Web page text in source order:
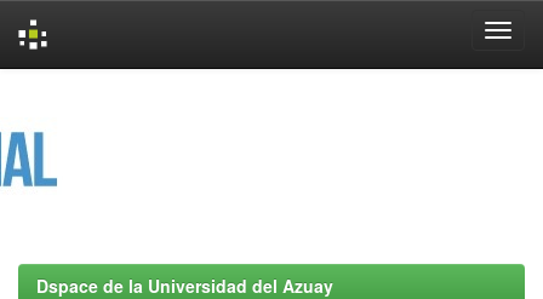
Dspace de la Universidad del Azuay